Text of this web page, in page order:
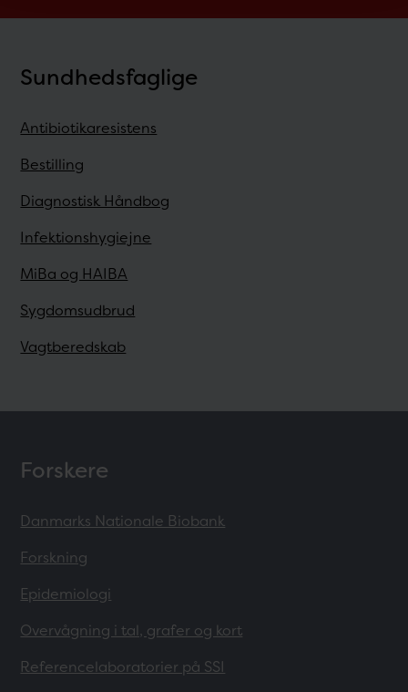
Sundhedsfaglige
Antibiotikaresistens
Bestilling
Diagnostisk Håndbog
Infektionshygiejne
MiBa og HAIBA
Sygdomsudbrud
Vagtberedskab
Forskere
Danmarks Nationale Biobank
Forskning
Epidemiologi
Overvågning i tal, grafer og kort
Referencelaboratorier på SSI